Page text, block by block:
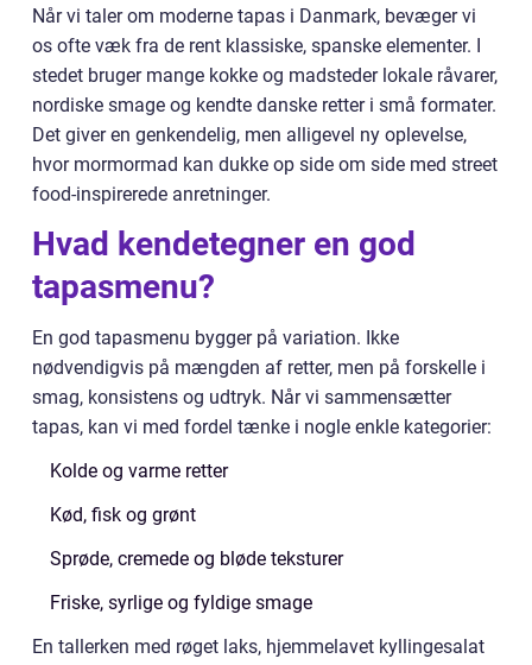
Når vi taler om moderne tapas i Danmark, bevæger vi
os ofte væk fra de rent klassiske, spanske elementer. I
stedet bruger mange kokke og madsteder lokale råvarer,
nordiske smage og kendte danske retter i små formater.
Det giver en genkendelig, men alligevel ny oplevelse,
hvor mormormad kan dukke op side om side med street
food-inspirerede anretninger.
Hvad kendetegner en god
tapasmenu?
En god tapasmenu bygger på variation. Ikke
nødvendigvis på mængden af retter, men på forskelle i
smag, konsistens og udtryk. Når vi sammensætter
tapas, kan vi med fordel tænke i nogle enkle kategorier:
Kolde og varme retter
Kød, fisk og grønt
Sprøde, cremede og bløde teksturer
Friske, syrlige og fyldige smage
En tallerken med røget laks, hjemmelavet kyllingesalat